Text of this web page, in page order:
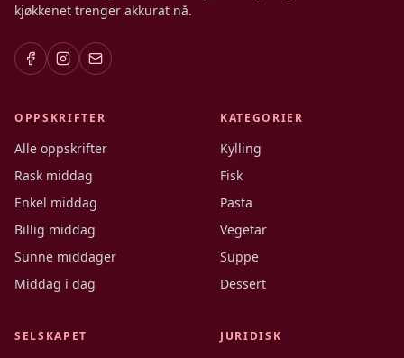
kjøkkenet trenger akkurat nå.
OPPSKRIFTER
Alle oppskrifter
Rask middag
Enkel middag
Billig middag
Sunne middager
Middag i dag
KATEGORIER
Kylling
Fisk
Pasta
Vegetar
Suppe
Dessert
SELSKAPET JURIDISK